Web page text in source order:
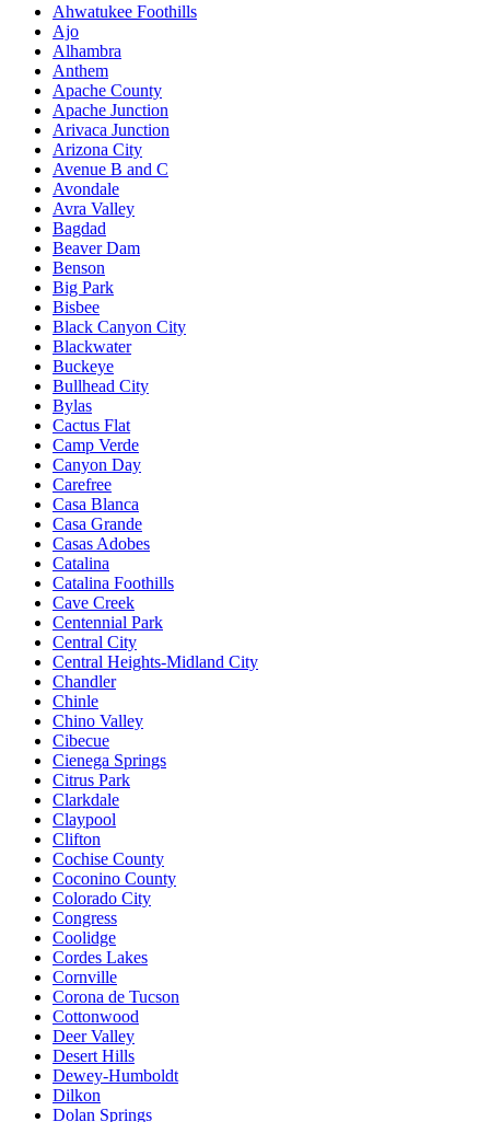
Ahwatukee Foothills
Ajo
Alhambra
Anthem
Apache County
Apache Junction
Arivaca Junction
Arizona City
Avenue B and C
Avondale
Avra Valley
Bagdad
Beaver Dam
Benson
Big Park
Bisbee
Black Canyon City
Blackwater
Buckeye
Bullhead City
Bylas
Cactus Flat
Camp Verde
Canyon Day
Carefree
Casa Blanca
Casa Grande
Casas Adobes
Catalina
Catalina Foothills
Cave Creek
Centennial Park
Central City
Central Heights-Midland City
Chandler
Chinle
Chino Valley
Cibecue
Cienega Springs
Citrus Park
Clarkdale
Claypool
Clifton
Cochise County
Coconino County
Colorado City
Congress
Coolidge
Cordes Lakes
Cornville
Corona de Tucson
Cottonwood
Deer Valley
Desert Hills
Dewey-Humboldt
Dilkon
Dolan Springs